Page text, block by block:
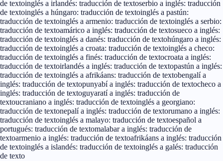
de textoinglés a irlandés: traducción de textoserbio a inglés: traducción
de textoinglés a húngaro: traducción de textoinglés a pastún:
traducción de textoinglés a armenio: traducción de textoinglés a serbio:
traducción de textoamárico a inglés: traducción de textosueco a inglés:
traducción de textoinglés a danés: traducción de textohúngaro a inglés:
traducción de textoinglés a croata: traducción de textoinglés a checo:
traducción de textoinglés a finés: traducción de textocroata a inglés:
traducción de textoirlandés a inglés: traducción de textopastún a inglés:
traducción de textoinglés a afrikáans: traducción de textobengalí a
inglés: traducción de textopunyabí a inglés: traducción de textocheco a
inglés: traducción de textoguyaratí a inglés: traducción de
textoucraniano a inglés: traducción de textoinglés a georgiano:
traducción de textonepalí a inglés: traducción de textorumano a inglés:
traducción de textoinglés a malayo: traducción de textoespañol a
portugués: traducción de textomalabar a inglés: traducción de
textoarmenio a inglés: traducción de textoafrikáans a inglés: traducción
de textoinglés a islandés: traducción de textoinglés a galés: traducción
de texto